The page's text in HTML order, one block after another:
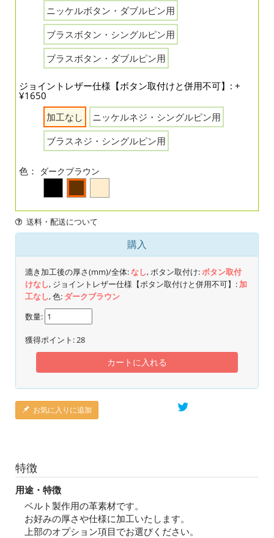
ニッケルボタン・ダブルピン用
ブラスボタン・シングルピン用
ブラスボタン・ダブルピン用
ジョイントレザー仕様【ボタン取付けと併用不可】: +
¥1650
加工なし
ニッケルネジ・シングルピン用
ブラスネジ・シングルピン用
色： ダークブラウン
送料・配送について
購入
漉き加工後の厚さ(mm)/全体:なし, ボタン取付け:ボタン取付
けなし, ジョイントレザー仕様【ボタン取付けと併用不可】: 加
工なし, 色: ダークブラウン
数量:
獲得ポイント:28
カートに入れる
お気に入りに追加
特徴
用途・特徴
ベルト製作用の革素材です。
お好みの厚さや仕様に加工いたします。
上部のオプション項目でお選びください。